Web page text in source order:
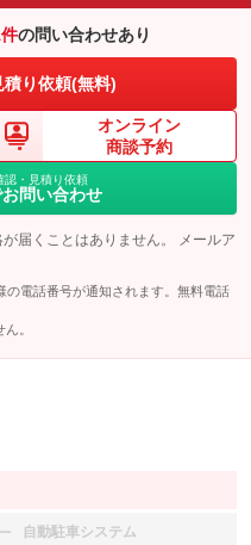
の問い合わせあり
り依頼(無料)
オンライン
商談予約
認・見積り依頼
問い合わせ
届くことはありません。 メールア
電話番号が通知されます。無料電話
。
自動駐車システム
：装備なし